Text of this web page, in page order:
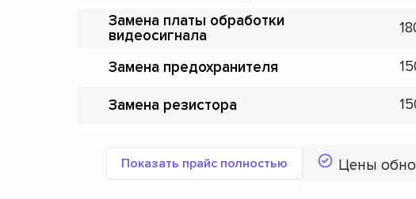
Замена платы обработки
видеосигнала
Замена предохранителя
Замена резистора
Показать прайс полностью Цены